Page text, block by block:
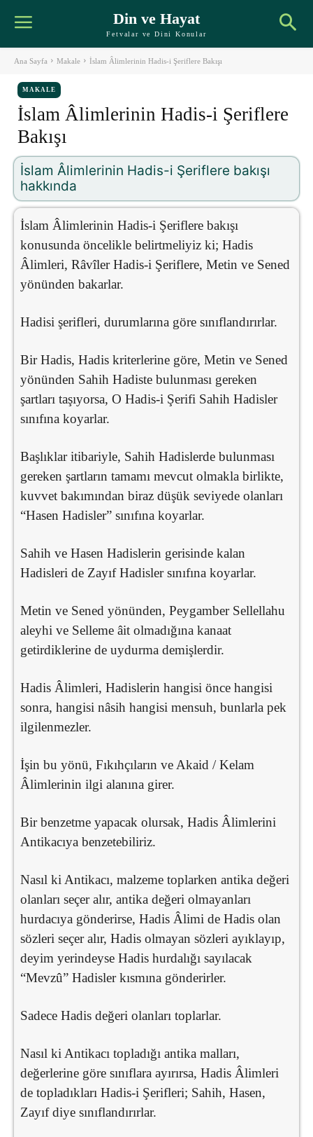
Din ve Hayat
Fetvalar ve Dini Konular
Ana Sayfa Makale İslam Âlimlerinin Hadis-i Şeriflere Bakışı
MAKALE
İslam Âlimlerinin Hadis-i Şeriflere
Bakışı
İslam Âlimlerinin Hadis-i Şeriflere bakışı
hakkında
İslam Âlimlerinin Hadis-i Şeriflere bakışı
konusunda öncelikle belirtmeliyiz ki; Hadis
Âlimleri, Râvîler Hadis-i Şeriflere, Metin ve Sened
yönünden bakarlar.
Hadisi şerifleri, durumlarına göre sınıflandırırlar.
Bir Hadis, Hadis kriterlerine göre, Metin ve Sened
yönünden Sahih Hadiste bulunması gereken
şartları taşıyorsa, O Hadis-i Şerifi Sahih Hadisler
sınıfına koyarlar.
Başlıklar itibariyle, Sahih Hadislerde bulunması
gereken şartların tamamı mevcut olmakla birlikte,
kuvvet bakımından biraz düşük seviyede olanları
“Hasen Hadisler” sınıfına koyarlar.
Sahih ve Hasen Hadislerin gerisinde kalan
Hadisleri de Zayıf Hadisler sınıfına koyarlar.
Metin ve Sened yönünden, Peygamber Sellellahu
aleyhi ve Selleme âit olmadığına kanaat
getirdiklerine de uydurma demişlerdir.
Hadis Âlimleri, Hadislerin hangisi önce hangisi
sonra, hangisi nâsih hangisi mensuh, bunlarla pek
ilgilenmezler.
İşin bu yönü, Fıkıhçıların ve Akaid / Kelam
Âlimlerinin ilgi alanına girer.
Bir benzetme yapacak olursak, Hadis Âlimlerini
Antikacıya benzetebiliriz.
Nasıl ki Antikacı, malzeme toplarken antika değeri
olanları seçer alır, antika değeri olmayanları
hurdacıya gönderirse, Hadis Âlimi de Hadis olan
sözleri seçer alır, Hadis olmayan sözleri ayıklayıp,
deyim yerindeyse Hadis hurdalığı sayılacak
“Mevzû” Hadisler kısmına gönderirler.
Sadece Hadis değeri olanları toplarlar.
Nasıl ki Antikacı topladığı antika malları,
değerlerine göre sınıflara ayırırsa, Hadis Âlimleri
de topladıkları Hadis-i Şerifleri; Sahih, Hasen,
Zayıf diye sınıflandırırlar.